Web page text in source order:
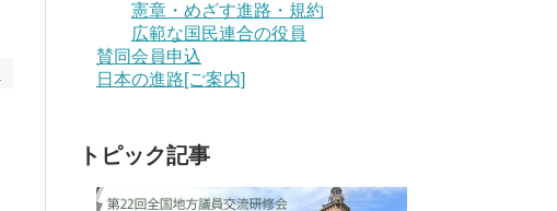
憲章・めざす進路・規約
広範な国民連合の役員
賛同会員申込
日本の進路[ご案内]
トピック記事